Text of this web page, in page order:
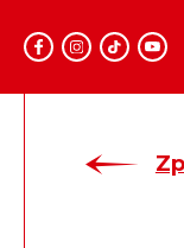
Program